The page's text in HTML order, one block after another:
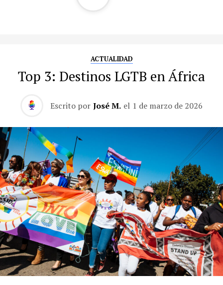
ACTUALIDAD
Top 3: Destinos LGTB en África
Escrito por José M. el 1 de marzo de 2026